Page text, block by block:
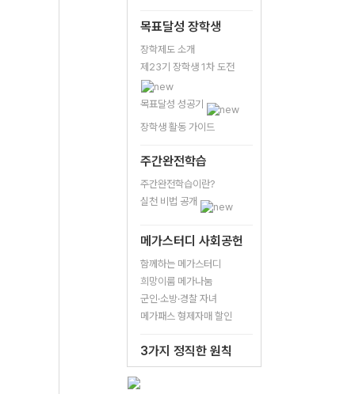
목표달성 장학생
장학제도 소개
제23기 장학생 1차 도전
목표달성 성공기
장학생 활동 가이드
주간완전학습
주간완전학습이란?
실천 비법 공개
메가스터디 사회공헌
함께하는 메가스터디
희망이룸 메가나눔
군인·소방·경찰 자녀
메가패스 형제자매 할인
3가지 정직한 원칙